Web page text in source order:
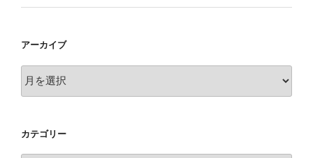
アーカイブ
ー
ブ
カテゴリー